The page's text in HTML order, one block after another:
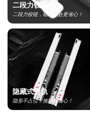
二段力铰链
二段力铰链，稳开稳合更省心！
隐藏式滑轨
隐形不占位，推拉更随心！